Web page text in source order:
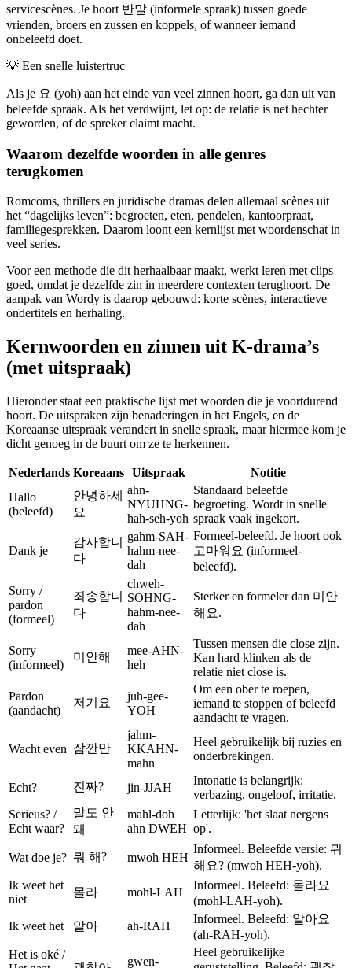
servicescènes. Je hoort 반말 (informele spraak) tussen goede
vrienden, broers en zussen en koppels, of wanneer iemand
onbeleefd doet.
💡 Een snelle luistertruc
Als je 요 (yoh) aan het einde van veel zinnen hoort, ga dan uit van
beleefde spraak. Als het verdwijnt, let op: de relatie is net hechter
geworden, of de spreker claimt macht.
Waarom dezelfde woorden in alle genres
terugkomen
Romcoms, thrillers en juridische dramas delen allemaal scènes uit
het “dagelijks leven”: begroeten, eten, pendelen, kantoorpraat,
familiegesprekken. Daarom loont een kernlijst met woordenschat in
veel series.
Voor een methode die dit herhaalbaar maakt, werkt leren met clips
goed, omdat je dezelfde zin in meerdere contexten terughoort. De
aanpak van Wordy is daarop gebouwd: korte scènes, interactieve
ondertitels en herhaling.
Kernwoorden en zinnen uit K-drama’s
(met uitspraak)
Hieronder staat een praktische lijst met woorden die je voortdurend
hoort. De uitspraken zijn benaderingen in het Engels, en de
Koreaanse uitspraak verandert in snelle spraak, maar hiermee kom je
dicht genoeg in de buurt om ze te herkennen.
Nederlands Koreaans Uitspraak
Notitie
Hallo
(beleefd)
안녕하세
요
ahn-
NYUHNG-
hah-seh-yoh
Standaard beleefde
begroeting. Wordt in snelle
spraak vaak ingekort.
Dank je
감사합니
다
gahm-SAH-
hahm-nee-
dah
Formeel-beleefd. Je hoort ook
고마워요 (informeel-
beleefd).
Sorry /
pardon
(formeel)
죄송합니
다
chweh-
SOHNG-
hahm-nee-
dah
Sterker en formeler dan 미안
해요.
Sorry
(informeel)
미안해
mee-AHN-
heh
Tussen mensen die close zijn.
Kan hard klinken als de
relatie niet close is.
Pardon
(aandacht)
저기요
juh-gee-
YOH
Om een ober te roepen,
iemand te stoppen of beleefd
aandacht te vragen.
Wacht even 잠깐만
jahm-
KKAHN-
mahn
Heel gebruikelijk bij ruzies en
onderbrekingen.
Echt? 진짜? jin-JJAH
Intonatie is belangrijk:
verbazing, ongeloof, irritatie.
Serieus? /
Echt waar?
말도 안
돼
mahl-doh
ahn DWEH
Letterlijk: 'het slaat nergens
op'.
Wat doe je? 뭐 해? mwoh HEH
Informeel. Beleefde versie: 뭐
해요? (mwoh HEH-yoh).
Ik weet het
niet
몰라 mohl-LAH
Informeel. Beleefd: 몰라요
(mohl-LAH-yoh).
Ik weet het
알아 ah-RAH
Informeel. Beleefd: 알아요
(ah-RAH-yoh).
Het is oké /
gwen-
Heel gebruikelijke